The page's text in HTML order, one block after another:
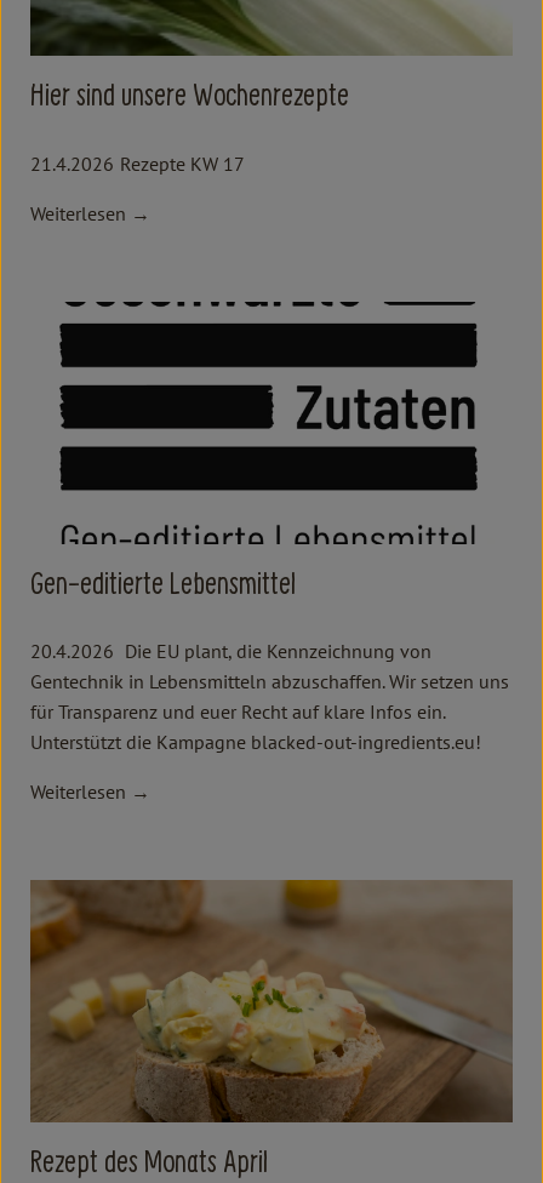
Hier sind unsere Wochenrezepte
21.4.2026 Rezepte KW 17
Weiterlesen →
Gen-editierte Lebensmittel
20.4.2026 Die EU plant, die Kennzeichnung von
Gentechnik in Lebensmitteln abzuschaffen. Wir setzen uns
für Transparenz und euer Recht auf klare Infos ein.
Unterstützt die Kampagne blacked-out-ingredients.eu!
Weiterlesen →
Rezept des Monats April